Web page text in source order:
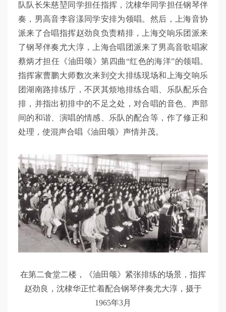
队队长朱慈堃同学担任指挥，沈棣华同学担任钢琴伴
奏，男高音李容漾同学安排为领唱。然后，上海音协
派来了合唱指挥赵劲良负责精排，上海交响乐团派来
了钢琴伴奏尤大淳，上海合唱团派来了男高音歌唱家
蔡炳才担任《油田颂》第四曲“红色的海洋”的领唱。
指挥家曹鹏大师数次来到交大排练现场和上海交响乐
团湖南路排练厅，不厌其烦地排练合唱、乐队配乐合
排，并指出初排中的不足之处，对合唱的音色、声部
间的和谐、演唱的情感、乐队的配合等，作了修正和
处理，使混声合唱《油田颂》声情并茂。
在第二食堂二楼，《油田颂》紧张排练的场景，指挥
赵劲良，沈棣华正忙着配合钢琴伴奏尤大淳，摄于
1965年3月